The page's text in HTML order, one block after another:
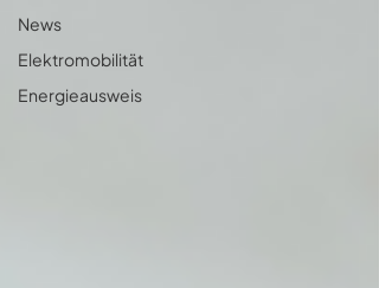
News
Elektromobilität
Energieausweis